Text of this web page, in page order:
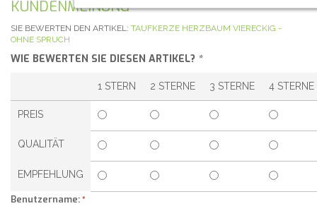
KUNDENMEINUNG
SIE BEWERTEN DEN ARTIKEL: TAUFKERZE HERZBAUM VIERECKIG -
OHNE SPRUCH
WIE BEWERTEN SIE DIESEN ARTIKEL? *
1 STERN 2 STERNE 3 STERNE 4 STERNE
PREIS
QUALITÄT
EMPFEHLUNG
Benutzername: